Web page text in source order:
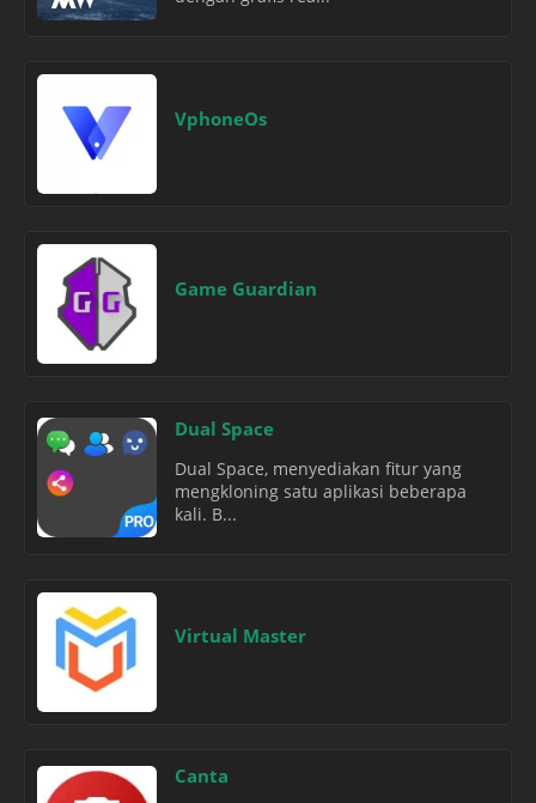
VphoneOs
Game Guardian
Dual Space
Dual Space, menyediakan fitur yang
mengkloning satu aplikasi beberapa
kali. B...
Virtual Master
Canta